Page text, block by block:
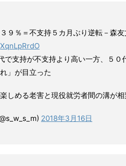
９％＝不支持５カ月ぶり逆転－森
で支持が不支持より高い一方、５
」が目立った
しめる老害と現役就労者間の溝が相
2018年3月16日